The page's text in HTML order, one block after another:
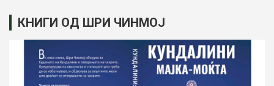
КНИГИ ОД ШРИ ЧИНМОЈ